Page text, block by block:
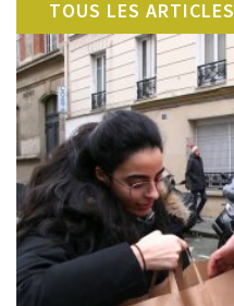
TOUS LES ARTICLES